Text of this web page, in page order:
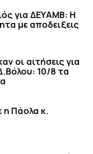
για ΔΕΥΑΜΒ: Η
με αποδειξεις
οι αιτήσεις για
10/8 τα
η Πάολα κ.